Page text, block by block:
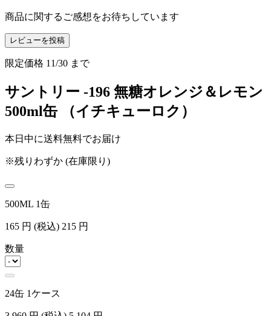
商品に関するご感想をお待ちしています
レビューを投稿
限定価格 11/30 まで
サントリー -196 無糖オレンジ＆レモン
500ml缶 （イチキューロク）
本日中に送料無料でお届け
※残りわずか (在庫限り)
500ML 1缶
165 円 (税込) 215 円
数量
24缶 1ケース